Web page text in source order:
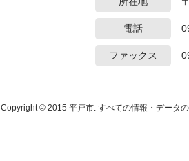
電話
ファックス
Copyright © 2015 平戸市. すべての情報・データの